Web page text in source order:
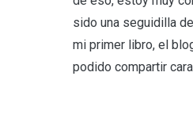
sido una seguidilla
mi primer libro, el
podido compartir cara